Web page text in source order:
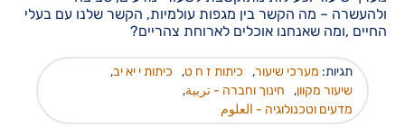
ולהעשרה – מה הקשר בין מגפות עולמיות, הקשר שלנו עם בעלי
החיים ,ומה שאנחנו אוכלים לארוחת צהריים?
תגיות: מערכי שיעור, כיתות ז ח ט, כיתות י יא יב,
שיעור מקוון, חינוך וחברה - تربية,
מדעים וטכנולוגיה - العلوم